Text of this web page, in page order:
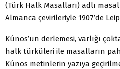
(Türk Halk Masalları) adlı
Almanca çevirileriyle 1907’de
Kúnos’un derlemesi, varlığı
halk türküleri ile masalların
Kúnos metinlerin yazıya